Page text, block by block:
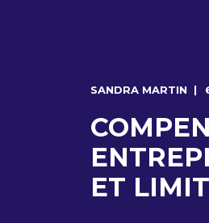
SANDRA MARTIN
ET